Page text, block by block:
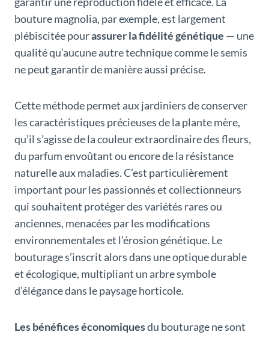
bouture magnolia, par exemple, est largement
plébiscitée pourassurer la fidélité génétique — une
qualité qu’aucune autre technique comme le semis
ne peut garantir de manière aussi précise.
Cette méthode permet aux jardiniers de conserver
les caractéristiques précieuses de la plante mère,
qu’il s’agisse de la couleur extraordinaire des fleurs,
du parfum envoûtant ou encore de la résistance
naturelle aux maladies. C’est particulièrement
important pour les passionnés et collectionneurs
qui souhaitent protéger des variétés rares ou
anciennes, menacées par les modifications
environnementales et l’érosion génétique. Le
bouturage s’inscrit alors dans une optique durable
et écologique, multipliant un arbre symbole
d’élégance dans le paysage horticole.
Les bénéfices économiquesdu bouturage ne sont